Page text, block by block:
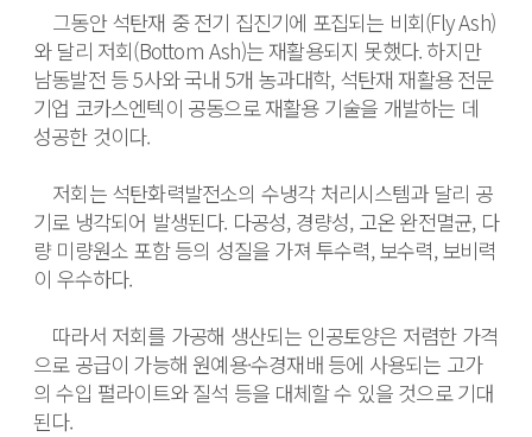
그동안 석탄재 중 전기 집진기에 포집되는 비회(Fly Ash)
와 달리 저회(Bottom Ash)는 재활용되지 못했다. 하지만
남동발전 등 5사와 국내 5개 농과대학, 석탄재 재활용 전문
기업 코카스엔텍이 공동으로 재활용 기술을 개발하는 데
성공한 것이다.
저회는 석탄화력발전소의 수냉각 처리시스템과 달리 공
기로 냉각되어 발생된다. 다공성, 경량성, 고온 완전멸균, 다
량 미량원소 포함 등의 성질을 가져 투수력, 보수력, 보비력
이 우수하다.
따라서 저회를 가공해 생산되는 인공토양은 저렴한 가격
으로 공급이 가능해 원예용·수경재배 등에 사용되는 고가
의 수입 펄라이트와 질석 등을 대체할 수 있을 것으로 기대
된다.